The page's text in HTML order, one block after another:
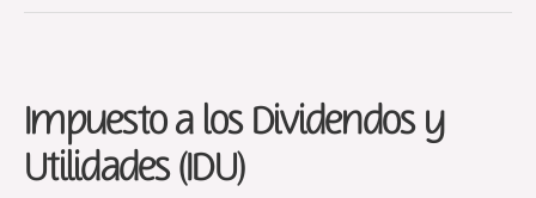
realmente
grava
IVA?
Impuesto a los Dividendos y
Utilidades (IDU)